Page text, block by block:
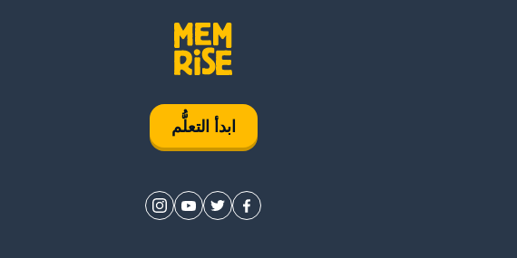
ابدأ التعلُّم